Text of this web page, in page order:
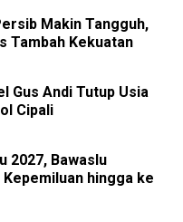
Makin Tangguh,
Tambah Kekuatan
Gus Andi Tutup Usia
Cipali
2027, Bawaslu
hingga ke